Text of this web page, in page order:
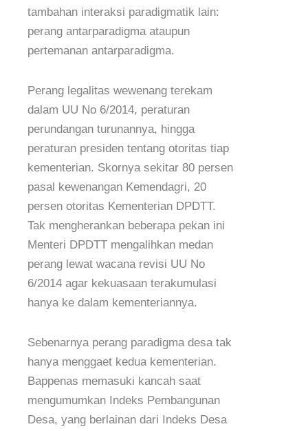
tambahan interaksi paradigmatik lain:
perang antarparadigma ataupun
pertemanan antarparadigma.
Perang legalitas wewenang terekam
dalam UU No 6/2014, peraturan
perundangan turunannya, hingga
peraturan presiden tentang otoritas tiap
kementerian. Skornya sekitar 80 persen
pasal kewenangan Kemendagri, 20
persen otoritas Kementerian DPDTT.
Tak mengherankan beberapa pekan ini
Menteri DPDTT mengalihkan medan
perang lewat wacana revisi UU No
6/2014 agar kekuasaan terakumulasi
hanya ke dalam kementeriannya.
Sebenarnya perang paradigma desa tak
hanya menggaet kedua kementerian.
Bappenas memasuki kancah saat
mengumumkan Indeks Pembangunan
Desa, yang berlainan dari Indeks Desa